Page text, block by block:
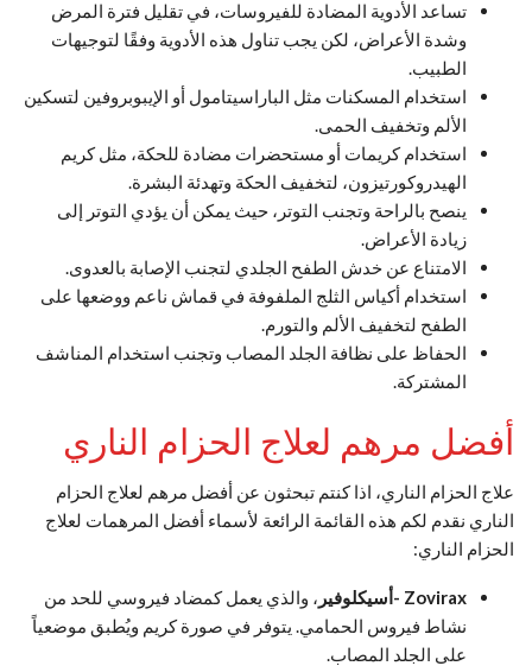
تساعد الأدوية المضادة للفيروسات، في تقليل فترة المرض
وشدة الأعراض، لكن يجب تناول هذه الأدوية وفقًا لتوجيهات
الطبيب.
استخدام المسكنات مثل الباراسيتامول أو الإيبوبروفين لتسكين
الألم وتخفيف الحمى.
استخدام كريمات أو مستحضرات مضادة للحكة، مثل كريم
الهيدروكورتيزون، لتخفيف الحكة وتهدئة البشرة.
ينصح بالراحة وتجنب التوتر، حيث يمكن أن يؤدي التوتر إلى
زيادة الأعراض.
الامتناع عن خدش الطفح الجلدي لتجنب الإصابة بالعدوى.
استخدام أكياس الثلج الملفوفة في قماش ناعم ووضعها على
الطفح لتخفيف الألم والتورم.
الحفاظ على نظافة الجلد المصاب وتجنب استخدام المناشف
المشتركة.
أفضل مرهم لعلاج الحزام الناري
علاج الحزام الناري، اذا كنتم تبحثون عن أفضل مرهم لعلاج الحزام
الناري نقدم لكم هذه القائمة الرائعة لأسماء أفضل المرهمات لعلاج
الحزام الناري:
Zovirax -أسيكلوفير
، والذي يعمل كمضاد فيروسي للحد من
نشاط فيروس الحمامي. يتوفر في صورة كريم ويُطبق موضعياً
على الجلد المصاب.